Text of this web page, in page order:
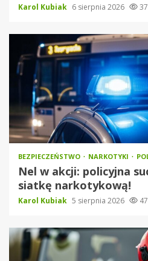
Karol Kubiak 6 sierpnia 2026 37
BEZPIECZEŃSTWO NARKOTYKI
Nel w akcji: policyjna
siatkę narkotykową!
Karol Kubiak 5 sierpnia 2026 47